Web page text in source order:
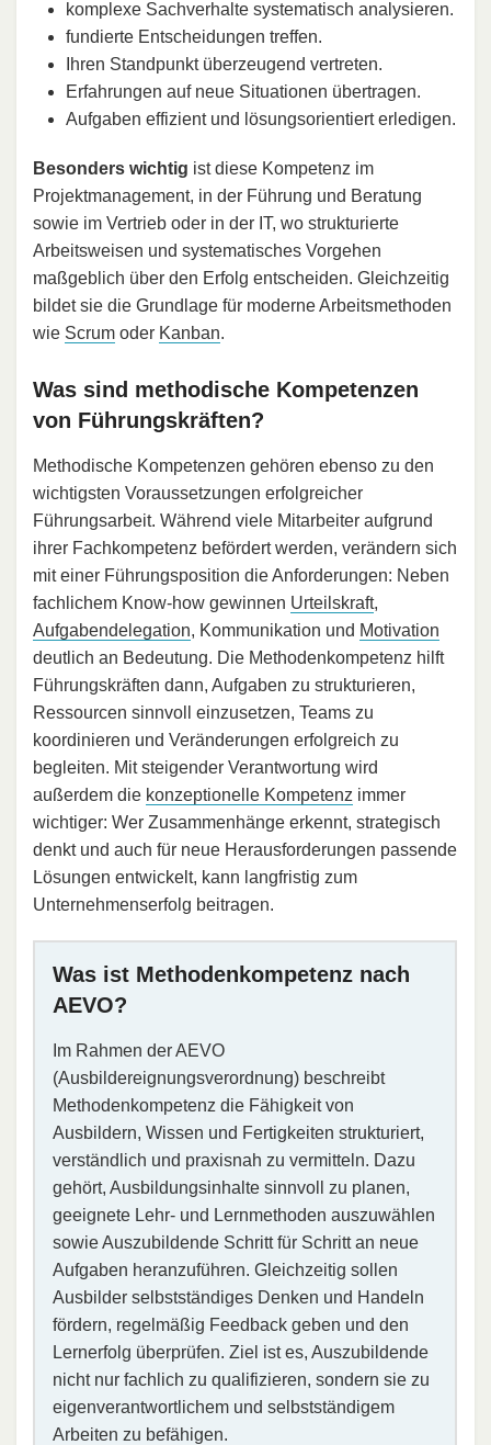
komplexe Sachverhalte systematisch analysieren.
fundierte Entscheidungen treffen.
Ihren Standpunkt überzeugend vertreten.
Erfahrungen auf neue Situationen übertragen.
Aufgaben effizient und lösungsorientiert erledigen.
Besonders wichtig ist diese Kompetenz im
Projektmanagement, in der Führung und Beratung
sowie im Vertrieb oder in der IT, wo strukturierte
Arbeitsweisen und systematisches Vorgehen
maßgeblich über den Erfolg entscheiden. Gleichzeitig
bildet sie die Grundlage für moderne Arbeitsmethoden
wie Scrum oder Kanban.
Was sind methodische Kompetenzen
von Führungskräften?
Methodische Kompetenzen gehören ebenso zu den
wichtigsten Voraussetzungen erfolgreicher
Führungsarbeit. Während viele Mitarbeiter aufgrund
ihrer Fachkompetenz befördert werden, verändern sich
mit einer Führungsposition die Anforderungen: Neben
fachlichem Know-how gewinnen Urteilskraft,
Aufgabendelegation, Kommunikation und Motivation
deutlich an Bedeutung. Die Methodenkompetenz hilft
Führungskräften dann, Aufgaben zu strukturieren,
Ressourcen sinnvoll einzusetzen, Teams zu
koordinieren und Veränderungen erfolgreich zu
begleiten. Mit steigender Verantwortung wird
außerdem die konzeptionelle Kompetenz immer
wichtiger: Wer Zusammenhänge erkennt, strategisch
denkt und auch für neue Herausforderungen passende
Lösungen entwickelt, kann langfristig zum
Unternehmenserfolg beitragen.
Was ist Methodenkompetenz nach
AEVO?
Im Rahmen der AEVO
(Ausbildereignungsverordnung) beschreibt
Methodenkompetenz die Fähigkeit von
Ausbildern, Wissen und Fertigkeiten strukturiert,
verständlich und praxisnah zu vermitteln. Dazu
gehört, Ausbildungsinhalte sinnvoll zu planen,
geeignete Lehr- und Lernmethoden auszuwählen
sowie Auszubildende Schritt für Schritt an neue
Aufgaben heranzuführen. Gleichzeitig sollen
Ausbilder selbstständiges Denken und Handeln
fördern, regelmäßig Feedback geben und den
Lernerfolg überprüfen. Ziel ist es, Auszubildende
nicht nur fachlich zu qualifizieren, sondern sie zu
eigenverantwortlichem und selbstständigem
Arbeiten zu befähigen.